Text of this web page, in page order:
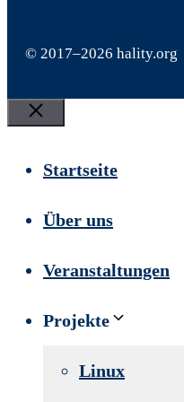
© 2017–2026 hality.org
Schließen
Startseite
Über uns
Veranstaltungen
Projekte
Linux